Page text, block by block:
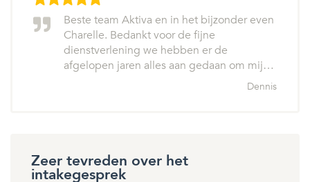
Beste team Aktiva en in het bijzonder even
Charelle. Bedankt voor de fijne
dienstverlening we hebben er de
afgelopen jaren alles aan gedaan om mij…
Dennis
Zeer tevreden over het
intakegesprek